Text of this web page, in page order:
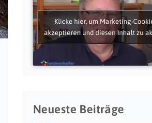
Klicke hier, um Marketing-
akzeptieren und diesen Inhalt zu
Neueste Beiträge